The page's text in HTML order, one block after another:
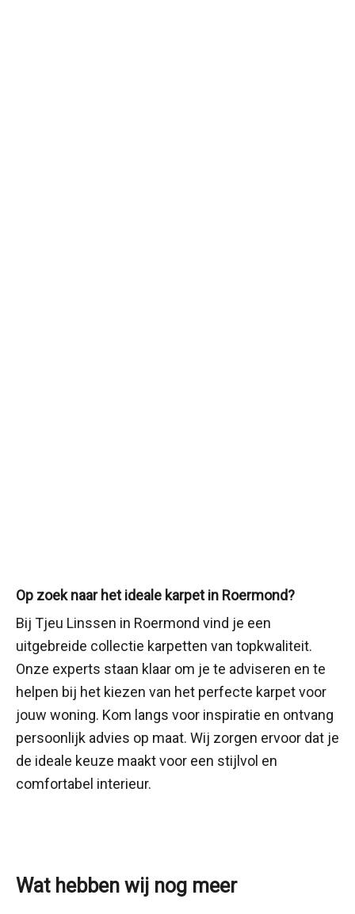
Op zoek naar het ideale karpet in Roermond?
Bij Tjeu Linssen in Roermond vind je een
uitgebreide collectie karpetten van topkwaliteit.
Onze experts staan klaar om je te adviseren en te
helpen bij het kiezen van het perfecte karpet voor
jouw woning. Kom langs voor inspiratie en ontvang
persoonlijk advies op maat. Wij zorgen ervoor dat je
de ideale keuze maakt voor een stijlvol en
comfortabel interieur.
Wat hebben wij nog meer